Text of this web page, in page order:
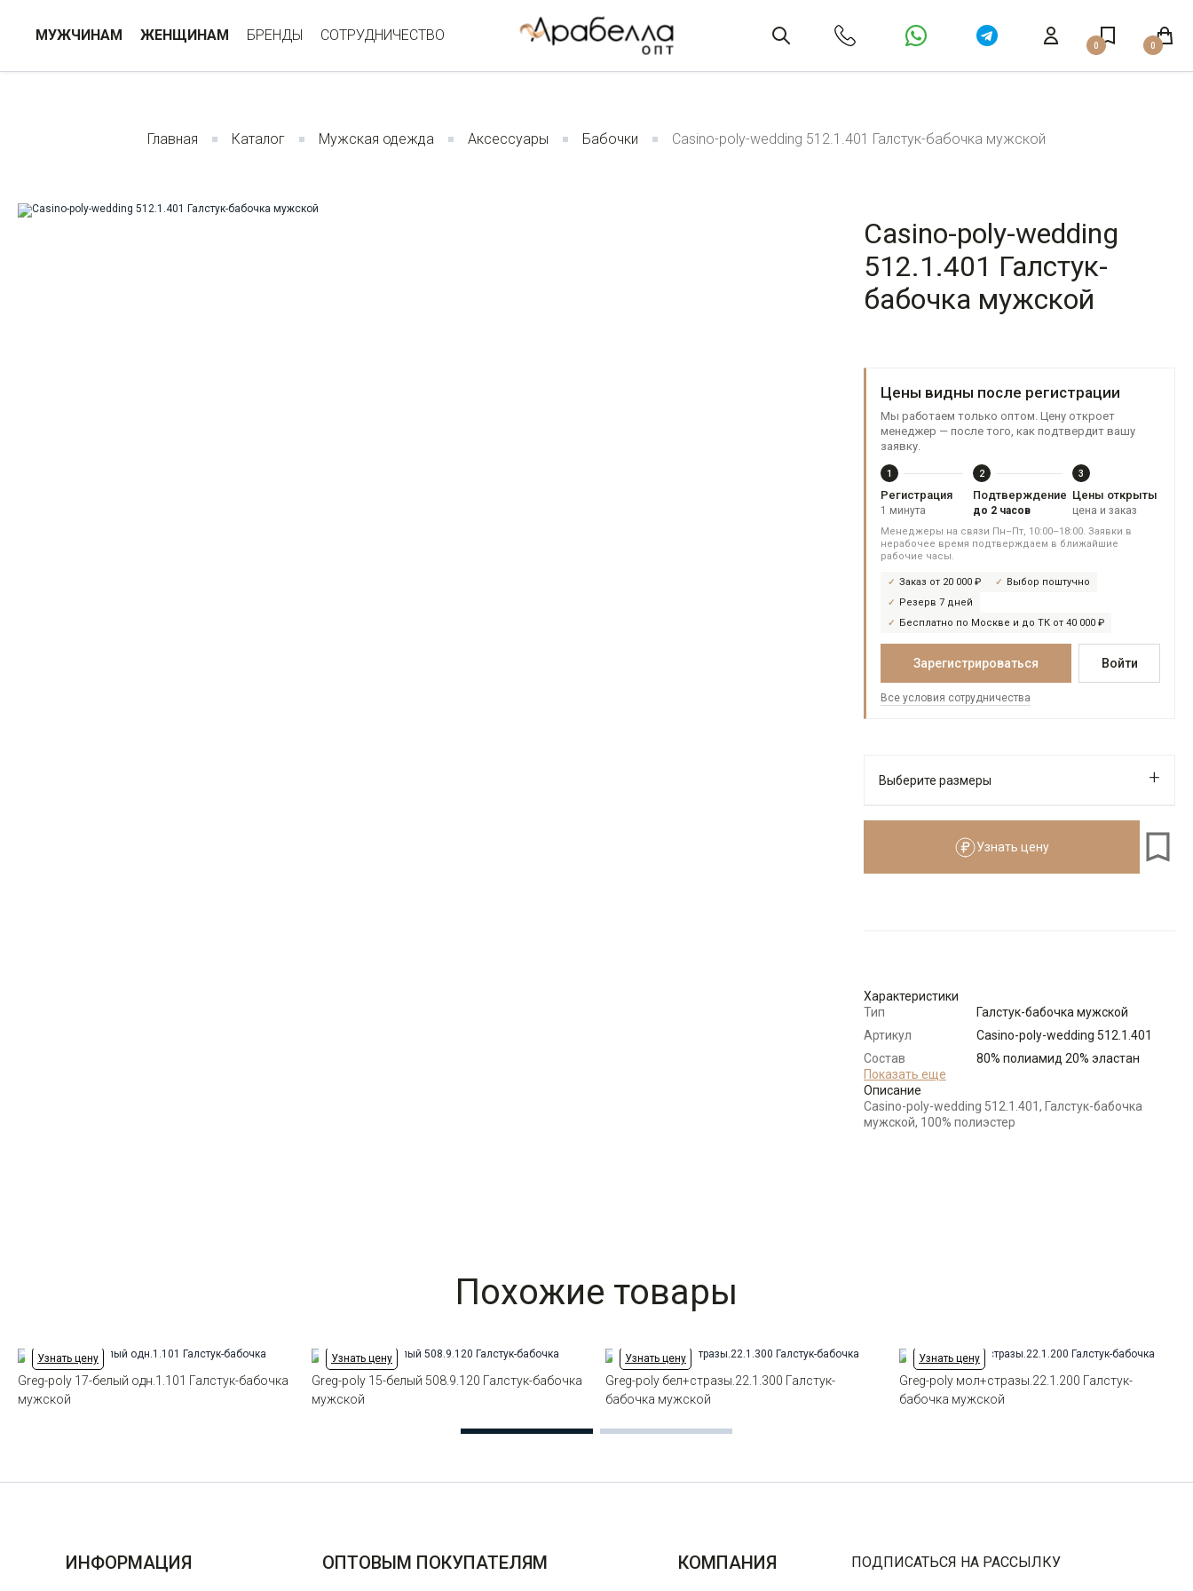
МУЖЧИНАМ ЖЕНЩИНАМ БРЕНДЫ СОТРУДНИЧЕСТВО
0 0
Главная Каталог Мужская одежда Аксессуары Бабочки Casino-poly-wedding 512.1.401 Галстук-бабочка мужской
Casino-poly-wedding
512.1.401 Галстук-
бабочка мужской
Цены видны после регистрации
Мы работаем только оптом. Цену откроет
менеджер — после того, как подтвердит вашу
заявку.
1
Регистрация
1 минута
2
Подтверждение
до 2 часов
3
Цены открыты
цена и заказ
Менеджеры на связи Пн–Пт, 10:00–18:00. Заявки в
нерабочее время подтверждаем в ближайшие
рабочие часы.
Заказ от 20 000 ₽
Выбор поштучно
Резерв 7 дней
Бесплатно по Москве и до ТК от 40 000 ₽
Зарегистрироваться Войти
Все условия сотрудничества
Выберите размеры
Узнать цену
Характеристики
Тип
Галстук-бабочка мужской
Артикул
Casino-poly-wedding 512.1.401
Состав
сырья
80% полиамид 20% эластан
Бренд
Модель
Узкая бабочка
Показать еще
Описание
Casino-poly-wedding 512.1.401, Галстук-бабочка
мужской, 100% полиэстер
Похожие товары
Узнать цену
Greg-poly 17-белый одн.1.101 Галстук-бабочка
мужской
Узнать цену
Greg-poly 15-белый 508.9.120 Галстук-бабочка
мужской
Узнать цену
Greg-poly бел+стразы.22.1.300 Галстук-
бабочка мужской
Узнать цену
Greg-poly мол+стразы.22.1.200 Галстук-
бабочка мужской
ИНФОРМАЦИЯ ОПТОВЫМ ПОКУПАТЕЛЯМ КОМПАНИЯ ПОДПИСАТЬСЯ НА РАССЫЛКУ